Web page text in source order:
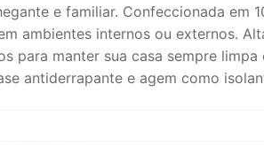
e familiar. Confeccionada em
ambientes internos ou externos.
para manter sua casa sempre limpa
antiderrapante e agem como